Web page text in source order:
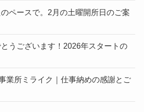
ペースで。2月の土曜開所日のご案
うございます！2026年スタートの
業所ミライク｜仕事納めの感謝とご